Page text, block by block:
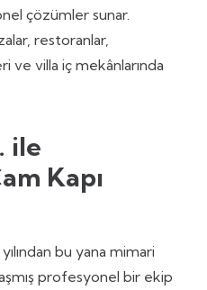
çözümler sunar.
restoranlar,
ve villa iç mekânlarında
ile
Kapı
bu yana mimari
profesyonel bir ekip